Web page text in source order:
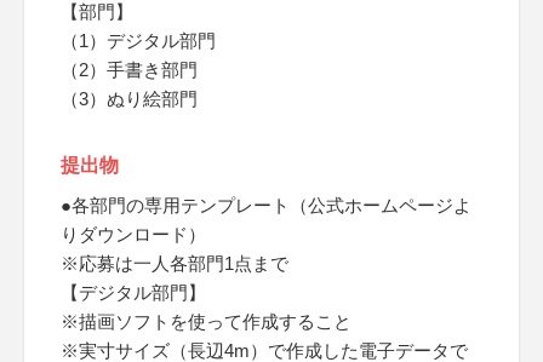
【部門】
（1）デジタル部門
（2）手書き部門
（3）ぬり絵部門
提出物
●各部門の専用テンプレート（公式ホームページよ
りダウンロード）
※応募は一人各部門1点まで
【デジタル部門】
※描画ソフトを使って作成すること
※実寸サイズ（長辺4m）で作成した電子データで